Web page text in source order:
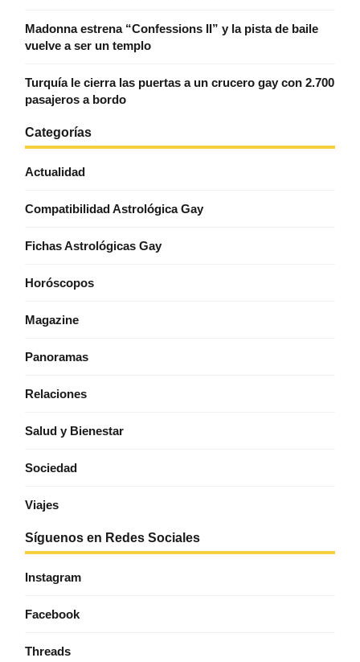
Madonna estrena “Confessions II” y la pista de baile
vuelve a ser un templo
Turquía le cierra las puertas a un crucero gay con 2.700
pasajeros a bordo
Categorías
Actualidad
Compatibilidad Astrológica Gay
Fichas Astrológicas Gay
Horóscopos
Magazine
Panoramas
Relaciones
Salud y Bienestar
Sociedad
Viajes
Síguenos en Redes Sociales
Instagram
Facebook
Threads